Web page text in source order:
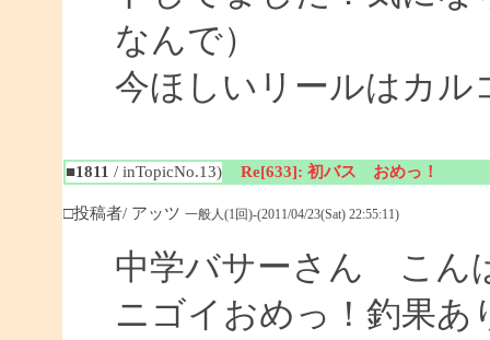
なんで）
今ほしいリールはカル
■1811 / inTopicNo.13) Re[633]: 初バス おめっ！
□投稿者/ アッツ 一般人(1回)-(2011/04/23(Sat) 22:55:11)
中学バサーさん こん
ニゴイおめっ！釣果あ